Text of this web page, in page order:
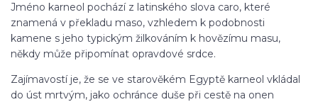
Jméno karneol pochází z latinského slova caro, které
znamená v překladu maso, vzhledem k podobnosti
kamene s jeho typickým žilkováním k hovězímu masu,
někdy může připomínat opravdové srdce.
Zajímavostí je, že se ve starověkém Egyptě karneol vkládal
do úst mrtvým, jako ochránce duše při cestě na onen